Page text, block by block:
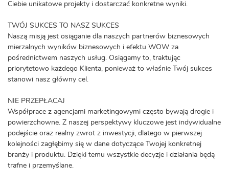
Ciebie unikatowe projekty i dostarczać konkretne wyniki.
TWÓJ SUKCES TO NASZ SUKCES
Naszą misją jest osiąganie dla naszych partnerów biznesowych
mierzalnych wyników biznesowych i efektu WOW za
pośrednictwem naszych usług. Osiągamy to, traktując
priorytetowo każdego Klienta, ponieważ to właśnie Twój sukces
stanowi nasz główny cel.
NIE PRZEPŁACAJ
Współprace z agencjami marketingowymi często bywają drogie i
powierzchowne. Z naszej perspektywy kluczowe jest indywidualne
podejście oraz realny zwrot z inwestycji, dlatego w pierwszej
kolejności zagłębimy się w dane dotyczące Twojej konkretnej
branży i produktu. Dzięki temu wszystkie decyzje i działania będą
trafne i przemyślane.